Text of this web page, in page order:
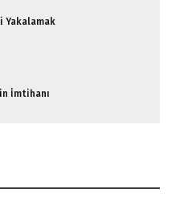
Yakalamak
İmtihanı